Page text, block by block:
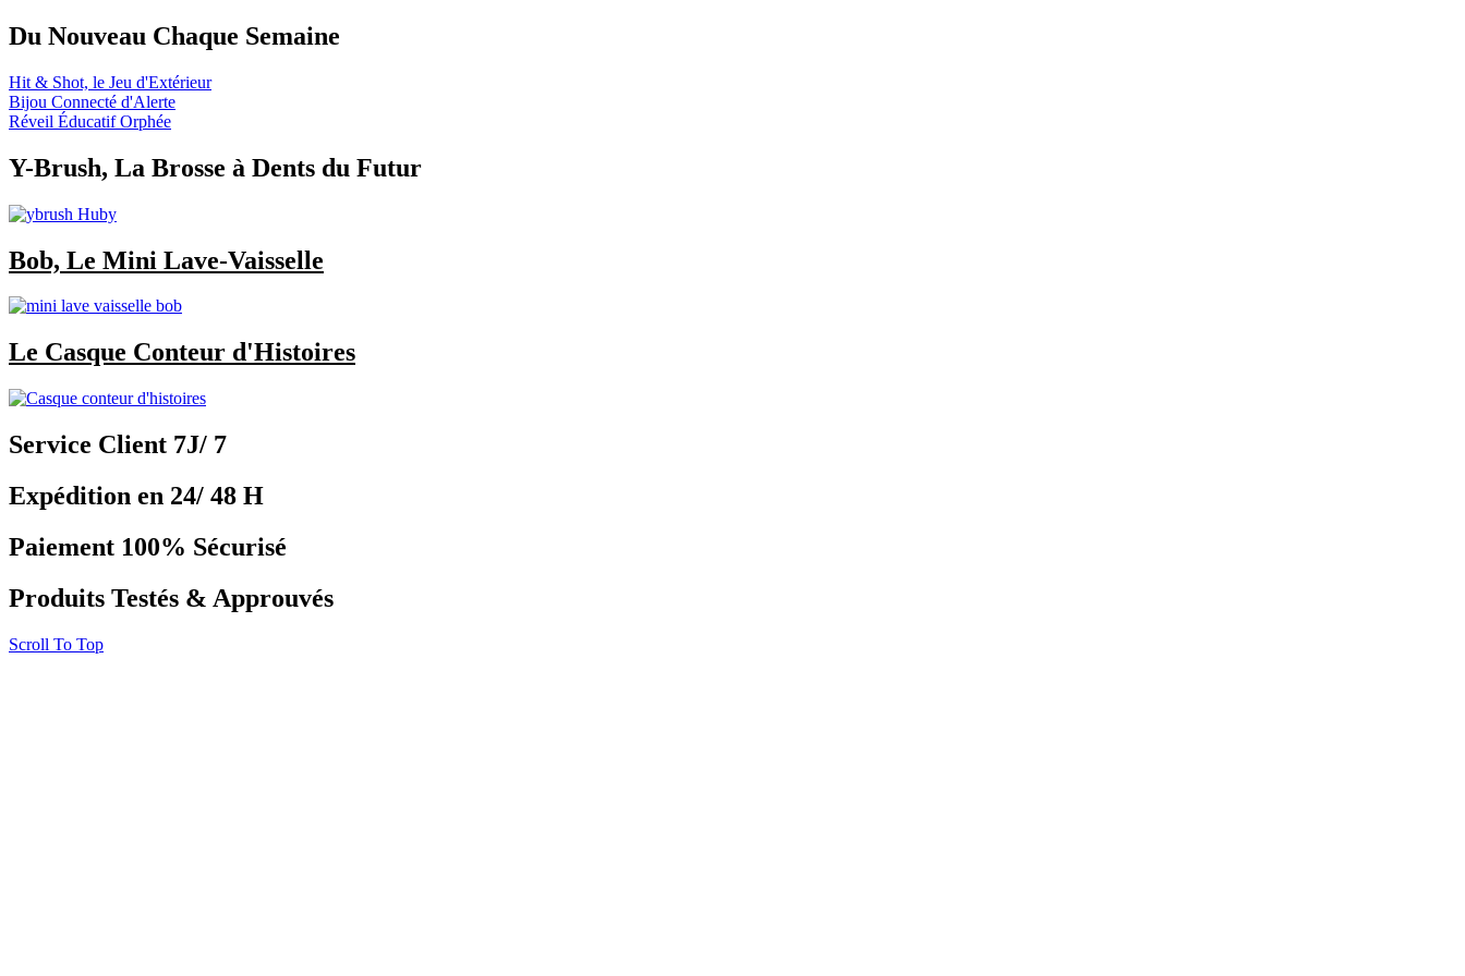
Du Nouveau Chaque Semaine
Hit & Shot, le Jeu d'Extérieur
Bijou Connecté d'Alerte
Réveil Éducatif Orphée
Y-Brush, La Brosse à Dents du Futur
Bob, Le Mini Lave-Vaisselle
Le Casque Conteur d'Histoires
Service Client 7J/ 7
Expédition en 24/ 48 H
Paiement 100% Sécurisé
Produits Testés & Approuvés
Scroll To Top